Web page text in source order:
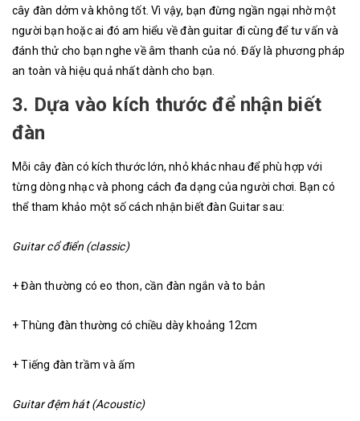
cây đàn dởm và không tốt. Vì vậy, bạn đừng ngần ngại nhờ một
người bạn hoặc ai đó am hiểu về đàn guitar đi cùng để tư vấn và
đánh thử cho bạn nghe về âm thanh của nó. Đấy là phương pháp
an toàn và hiệu quả nhất dành cho bạn.
3. Dựa vào kích thước để nhận biết
đàn
Mỗi cây đàn có kích thước lớn, nhỏ khác nhau để phù hợp với
từng dòng nhạc và phong cách đa dạng của người chơi. Bạn có
thể tham khảo một số cách nhận biết đàn Guitar sau:
Guitar cổ điển (classic)
+ Đàn thường có eo thon, cần đàn ngắn và to bản
+ Thùng đàn thường có chiều dày khoảng 12cm
+ Tiếng đàn trầm và ấm
Guitar đệm hát (Acoustic)